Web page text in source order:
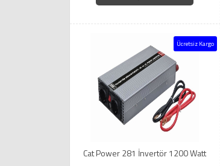
Ücretsiz Kargo
Cat Power 281 İnvertör 1200 Watt